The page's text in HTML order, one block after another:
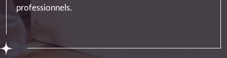
professionnels.